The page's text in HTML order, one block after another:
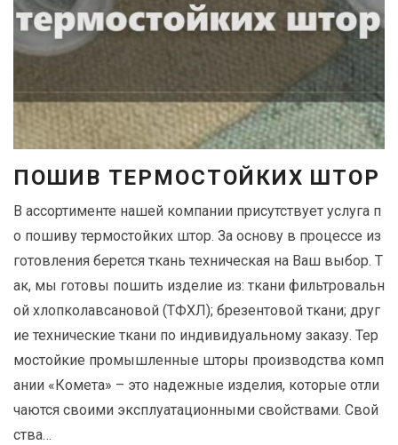
Р
О
Т
В
О
П
О
Ж
А
Р
Н
Ы
Е
Ш
Т
О
Р
Ы
ПОШИВ ТЕРМОСТОЙКИХ ШТОР
В ассортименте нашей компании присутствует услуга п
о пошиву термостойких штор. За основу в процессе из
готовления берется ткань техническая на Ваш выбор. Т
ак, мы готовы пошить изделие из: ткани фильтровальн
ой хлопколавсановой (ТФХЛ); брезентовой ткани; друг
ие технические ткани по индивидуальному заказу. Тер
мостойкие промышленные шторы производства комп
ании «Комета» – это надежные изделия, которые отли
чаются своими эксплуатационными свойствами. Свой
ства…